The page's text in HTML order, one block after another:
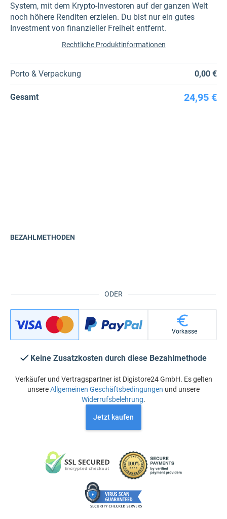
System, mit dem Krypto-Investoren auf der ganzen Welt
noch höhere Renditen erzielen. Du bist nur ein gutes
Investment von finanzieller Freiheit entfernt.
Rechtliche Produktinformationen
Porto & Verpackung 0,00 €
Gesamt 24,95 €
ODER
BEZAHLMETHODEN
Vorkasse
Keine Zusatzkosten durch diese Bezahlmethode
Verkäufer und Vertragspartner ist Digistore24 GmbH. Es gelten
unsereAllgemeinen Geschäftsbedingungen und unsere
Widerrufsbelehrung.
Jetzt kaufen